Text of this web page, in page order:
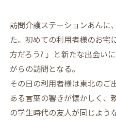
訪問介護ステーションあんに
た。初めての利用者様のお宅
方だろう? 」と新たな出会い
がらの訪問となる。
その日の利用者様は東北のご
ある言葉の響きが懐かしく、
の学生時代の友人が同じよう